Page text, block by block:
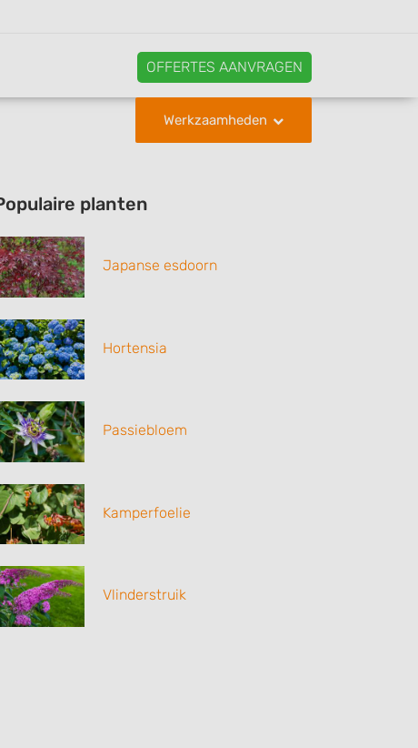
OFFERTES AANVRAGEN
Werkzaamheden
planten
Japanse esdoorn
Hortensia
Passiebloem
Kamperfoelie
Vlinderstruik